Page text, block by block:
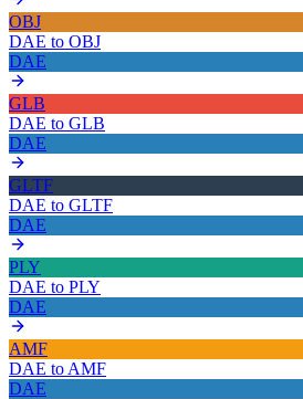
OBJ
DAE to OBJ
DAE
GLB
DAE to GLB
DAE
GLTF
DAE to GLTF
DAE
PLY
DAE to PLY
DAE
AMF
DAE to AMF
DAE